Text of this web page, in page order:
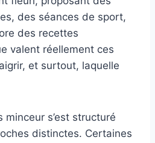
des séances de sport,
des recettes
valent réellement ces
et surtout, laquelle
minceur s’est structuré
distinctes. Certaines